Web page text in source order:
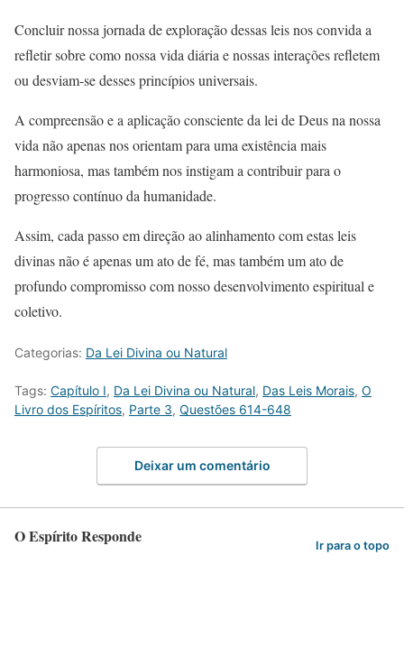
Concluir nossa jornada de exploração dessas leis nos convida a
refletir sobre como nossa vida diária e nossas interações refletem
ou desviam-se desses princípios universais.
A compreensão e a aplicação consciente da lei de Deus na nossa
vida não apenas nos orientam para uma existência mais
harmoniosa, mas também nos instigam a contribuir para o
progresso contínuo da humanidade.
Assim, cada passo em direção ao alinhamento com estas leis
divinas não é apenas um ato de fé, mas também um ato de
profundo compromisso com nosso desenvolvimento espiritual e
coletivo.
Categorias: Da Lei Divina ou Natural
Tags: Capítulo I, Da Lei Divina ou Natural, Das Leis Morais, O
Livro dos Espíritos, Parte 3, Questões 614-648
Deixar um comentário
O Espírito Responde Ir para o topo